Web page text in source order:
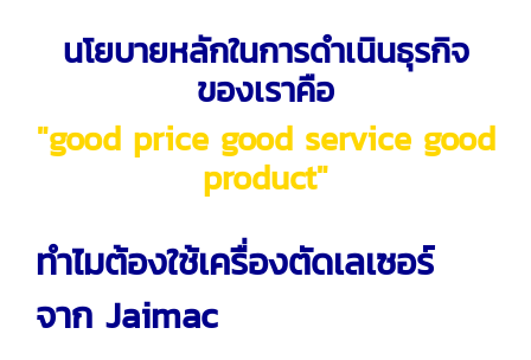
นโยบายหลักในการดำเนินธุรกิจ
ของเราคือ
"good price good service good
product"
ทำไมต้องใช้เครื่องตัดเลเซอร์
จาก Jaimac